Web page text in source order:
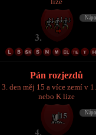
Pán rozjezdů
3. den měj 15 a více zemí v
nebo K lize